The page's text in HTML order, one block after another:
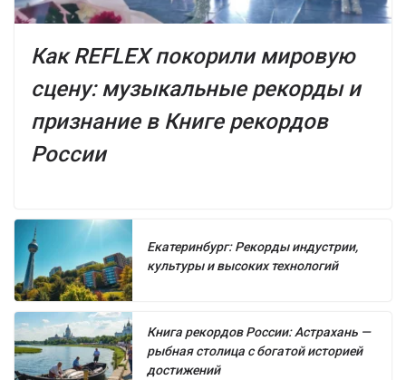
Как REFLEX покорили мировую
сцену: музыкальные рекорды и
признание в Книге рекордов
России
Екатеринбург: Рекорды индустрии,
культуры и высоких технологий
Книга рекордов России: Астрахань —
рыбная столица с богатой историей
достижений